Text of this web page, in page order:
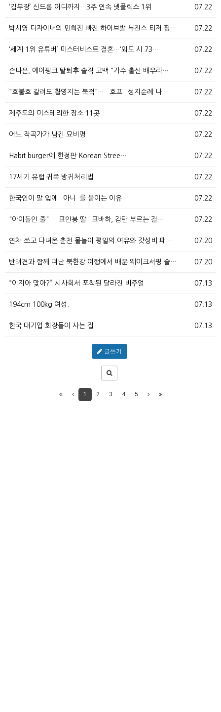
07.22
‘김부장’ 신드롬 어디까지…3주 연속 넷플릭스 1위
07.22
박시영 디자이너의 민희진 빠진 하이브발 뉴진스 티저 평…
07.22
‘세계 1위 유튜버’ 미스터비스트 결혼…‘외도 시 73…
07.22
손나은, 에이핑크 탈퇴후 솔직 고백 "가수 출신 배우라…
07.22
"호불호 갈려도 촬영지는 북적"… `호프` 성지순례 나…
07.22
제주도의 미스테리한 장소 11곳
07.22
어느 작곡가가 남긴 묘비명
07.22
Habit burger에 한정판 Korean Stree…
07.22
17세기 유럽 귀족 방귀처리법
07.22
한국인이 말 앞에 `아니`를 붙이는 이유
07.22
"아이돌인 줄"…`표인봉 딸` 표바하, 감탄 부르는 걸…
07.20
연차 쓰고 다녀온 춘천 물놀이 평일의 여유와 갓성비 패…
07.20
반려견과 함께 떠난 북한강 여행에서 배운 웨이크서핑 슬…
07.13
“이지아 맞아?” 시사회서 포착된 달라진 비주얼
07.13
194cm 100kg 여성.
07.13
한국 대기업 회장들이 사는 집
글쓰기
1 2 3 4 5